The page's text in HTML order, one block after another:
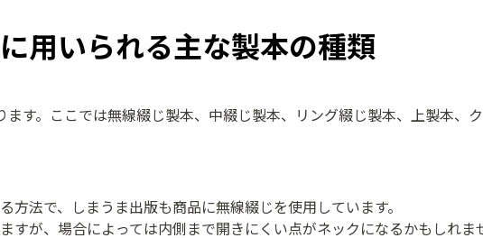
用いられる主な製本の種類
す。ここでは無線綴じ製本、中綴じ製本、リング綴じ製本、上製本、
法で、しまうま出版も商品に無線綴じを使用しています。
すが、場合によっては内側まで開きにくい点がネックになるかもしれま